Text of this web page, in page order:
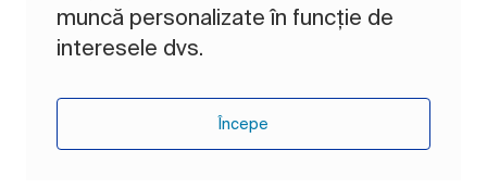
muncă personalizate în funcție de
interesele dvs.
Începe